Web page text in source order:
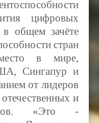
цифровых
общем зачёте
стран
в мире,
Сингапур и
от лидеров
и
«Это -